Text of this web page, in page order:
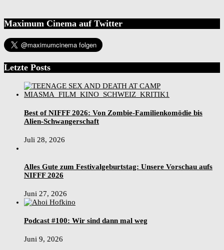
Maximum Cinema auf Twitter
Letzte Posts
Best of NIFFF 2026: Von Zombie-Familienkomödie bis
Alien-Schwangerschaft
Juli 28, 2026
Alles Gute zum Festivalgeburtstag: Unsere Vorschau aufs
NIFFF 2026
Juni 27, 2026
Podcast #100: Wir sind dann mal weg
Juni 9, 2026